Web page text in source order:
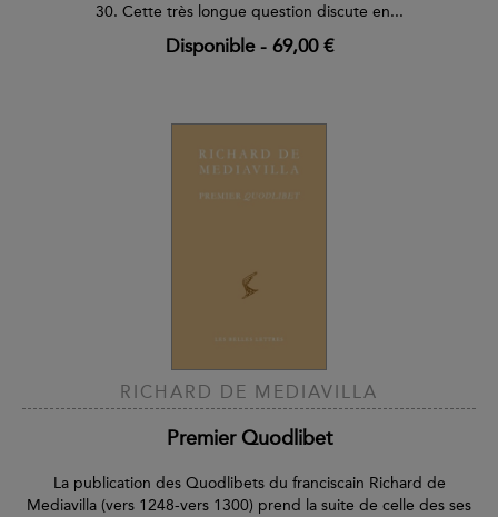
30. Cette très longue question discute en...
Disponible- 69,00 €
RICHARD DE MEDIAVILLA
Premier Quodlibet
La publication des Quodlibets du franciscain Richard de
Mediavilla (vers 1248-vers 1300) prend la suite de celle des ses